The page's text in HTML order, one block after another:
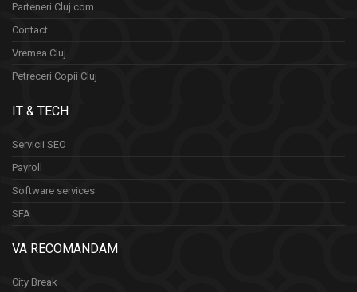
Parteneri Cluj.com
Contact
Vremea Cluj
Petreceri Copii Cluj
IT & TECH
Servicii SEO
Payroll
Software services
SFA
VA RECOMANDAM
City Break